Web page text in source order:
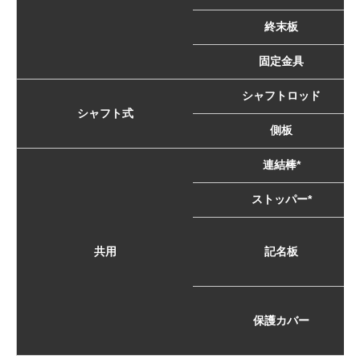
終末板
固定金具
シャフト式
シャフトロッド
側板
共用
連結棒*
ストッパー*
記名板
保護カバー